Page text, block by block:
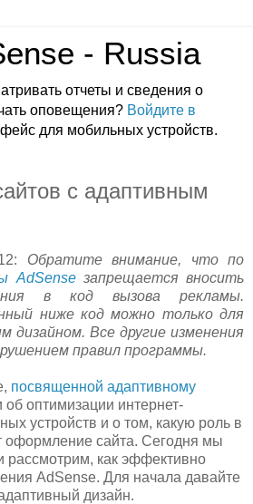
- Russia
отчеты и сведения о
оповещения? Войдите в
для мобильных устройств.
с адаптивным
Обратите внимание, что по
AdSenseзапрещается вносить
в код вызова рекламы.
ниже код можно только для
дизайном. Все другие изменения
правил программы.
посвященной адаптивному
оптимизации интернет-
устройств и о том, какую роль в
оформление сайта. Сегодня мы
рассмотрим, как эффективно
AdSense. Для начала давайте
дизайн.